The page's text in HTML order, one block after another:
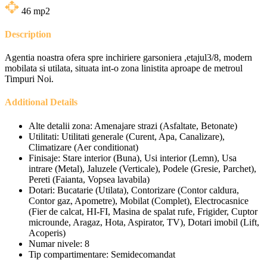
46 mp2
Description
Agentia noastra ofera spre inchiriere garsoniera ,etajul3/8, modern
mobilata si utilata, situata int-o zona linistita aproape de metroul
Timpuri Noi.
Additional Details
Alte detalii zona: Amenajare strazi (Asfaltate, Betonate)
Utilitati: Utilitati generale (Curent, Apa, Canalizare),
Climatizare (Aer conditionat)
Finisaje: Stare interior (Buna), Usi interior (Lemn), Usa
intrare (Metal), Jaluzele (Verticale), Podele (Gresie, Parchet),
Pereti (Faianta, Vopsea lavabila)
Dotari: Bucatarie (Utilata), Contorizare (Contor caldura,
Contor gaz, Apometre), Mobilat (Complet), Electrocasnice
(Fier de calcat, HI-FI, Masina de spalat rufe, Frigider, Cuptor
microunde, Aragaz, Hota, Aspirator, TV), Dotari imobil (Lift,
Acoperis)
Numar nivele: 8
Tip compartimentare: Semidecomandat